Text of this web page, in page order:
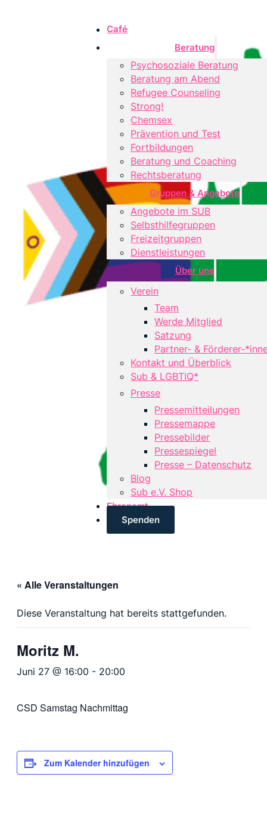
Café
Beratung
Psychosoziale Beratung
Beratung am Abend
Refugee Counseling
Strong!
Chemsex
Prävention und Test
Fortbildungen
Beratung und Coaching
Rechtsberatung
Gruppen & Angebote
Angebote im SUB
Selbsthilfegruppen
Freizeitgruppen
Dienstleistungen
Über uns
Verein
Team
Werde Mitglied
Satzung
Partner- & Förderer-
Kontakt und Überblick
Sub & LGBTIQ*
Presse
Pressemitteilungen
Pressemappe
Pressebilder
Pressespiegel
Presse – Datenschutz
Blog
Sub e.V. Shop
Ehrenamt
Spenden
« Alle Veranstaltungen
Diese Veranstaltung hat bereits stattgefunden.
Moritz M.
Juni 27 @ 16:00 - 20:00
CSD Samstag Nachmittag
Zum Kalender hinzufügen